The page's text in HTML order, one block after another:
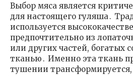
Выбор мяса является
для настоящего гуляша․
используется
предпочтительно из
или других частей, богатых
тканью․ Именно эта ткань
тушении трансформируется,